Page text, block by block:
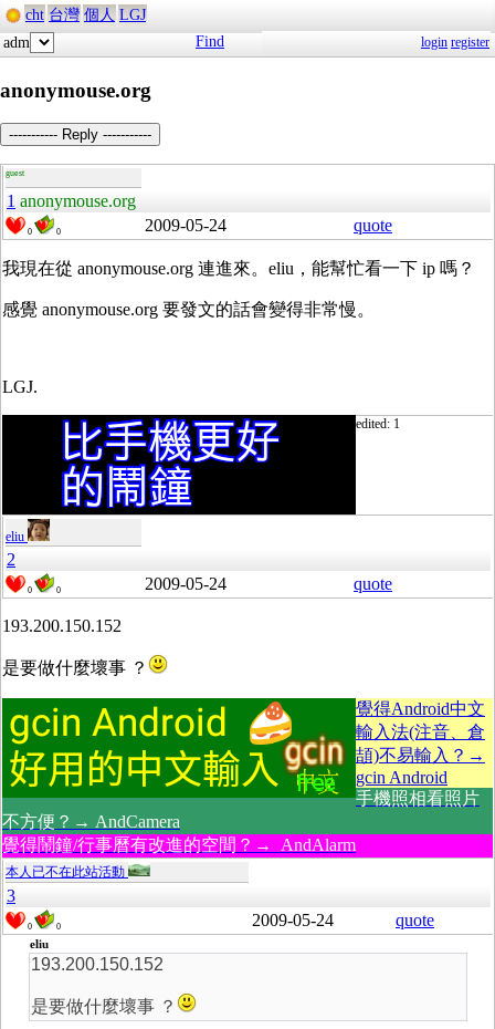
cht 台灣 個人 LGJ
adm
Find login register
anonymouse.org
----------- Reply -----------
guest
1 anonymouse.org
0 0 2009-05-24 quote
我現在從 anonymouse.org 連進來。eliu，能幫忙看一下 ip 嗎？
感覺 anonymouse.org 要發文的話會變得非常慢。
LGJ.
edited: 1
eliu
2
0 0 2009-05-24 quote
193.200.150.152
是要做什麼壞事 ？
覺得Android中文
輸入法(注音、倉
頡)不易輸入？→
gcin Android
手機照相看照片
不方便？→ AndCamera
覺得鬧鐘/行事曆有改進的空間？→ AndAlarm
本人已不在此站活動
3
0 0 2009-05-24 quote
eliu
193.200.150.152
是要做什麼壞事 ？